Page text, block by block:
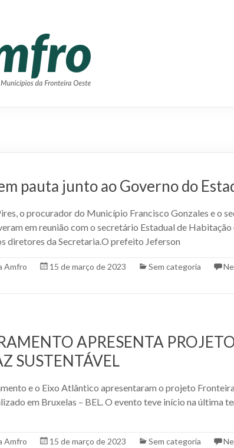
pauta junto ao Governo do
o procurador do Município Francisco Gonzales e o
em reunião com o secretário Estadual de Habitação
diretores da Secretaria.O prefeito Jeferson
Amfro 15 de março de 2023 Sem categoria
APRESENTA
SUSTENTÁVEL
e o Eixo Atlântico apresentaram o projeto
em Bruxelas – BEL. O evento teve início na última
Amfro 15 de março de 2023 Sem categoria